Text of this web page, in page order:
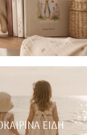
ΕΊΔΗ